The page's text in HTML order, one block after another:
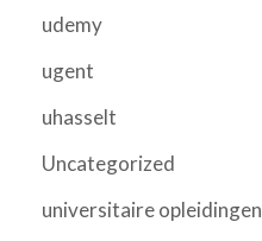
udemy
ugent
uhasselt
Uncategorized
universitaire opleidingen